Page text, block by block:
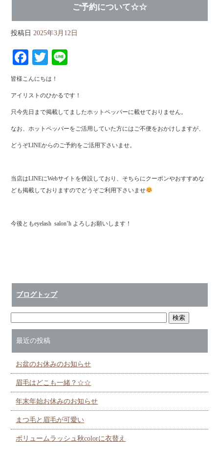
ご予約について☆☆
投稿日 2025年3月12日
Fa
ce
bo
ok
T
wi
tte
r
皆様こんにちは！
アイリストのひかるです！
只今先日まで掲載してましたホットペッパーに載せておりません。
なお、ホットペッパーをご活用していた方にはご不便をおかけしますが、
どうぞLINEからのご予約をご活用下さいませ。
当店はLINEにWebサイトを併設しており、そちらにクーポンやおすすめな
ども掲載しておりますのでどうぞご利用下さいませ
今後ともeyelash salon’h よろしお願いします！
ブログトップ
最近の投稿
お盆のお休みのお知らせ
眉毛はどこも一緒？☆☆
年末年始お休みのお知らせ
まつ毛と眉毛が可愛い
ボリュームラッシュ秋colorに衣替え